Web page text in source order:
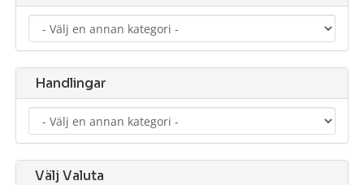
Handlingar
Välj Valuta